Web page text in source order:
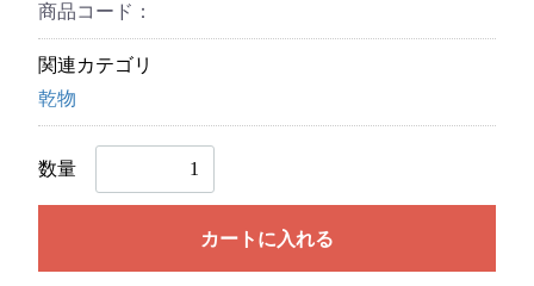
商品コード：
関連カテゴリ
乾物
数量
カートに入れる